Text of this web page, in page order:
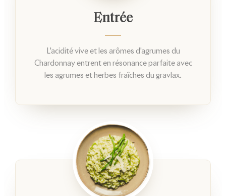
Entrée
L'acidité vive et les arômes d'agrumes du
Chardonnay entrent en résonance parfaite avec
les agrumes et herbes fraîches du gravlax.